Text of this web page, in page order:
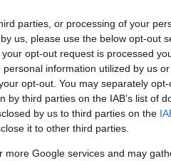
parties, or processing of your
us, please use the below opt-out
opt-out request is processed
information utilized by us
opt-out. You may separately
third parties on the IAB’s list of
by us to third parties on the
it to other third parties.
Google services and may
moderné, nielen
vypestujete si zdravé
nám ponúka.
je
plodinami začať,
toto v marci